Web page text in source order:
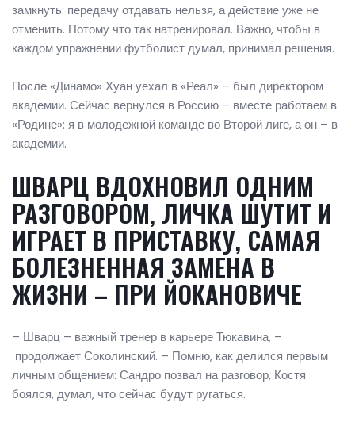
замкнуть: передачу отдавать нельзя, а действие уже не
отменить. Потому что так натренировал. Важно, чтобы в
каждом упражнении футболист думал, принимал решения.
После «Динамо» Хуан уехал в «Реал» – был директором
академии. Сейчас вернулся в Россию – вместе работаем в
«Родине»: я в молодежной команде во Второй лиге, а он – в
академии.
ШВАРЦ ВДОХНОВИЛ ОДНИМ
РАЗГОВОРОМ, ЛИЧКА ШУТИТ И
ИГРАЕТ В ПРИСТАВКУ, САМАЯ
БОЛЕЗНЕННАЯ ЗАМЕНА В
ЖИЗНИ – ПРИ ЙОКАНОВИЧЕ
– Шварц – важный тренер в карьере Тюкавина, –
продолжает Соколинский. – Помню, как делился первым
личным общением: Сандро позвал на разговор, Костя
боялся, думал, что сейчас будут ругаться.